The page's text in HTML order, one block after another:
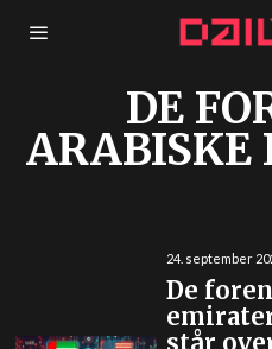
DE
ARABISKE
24. september
De
står